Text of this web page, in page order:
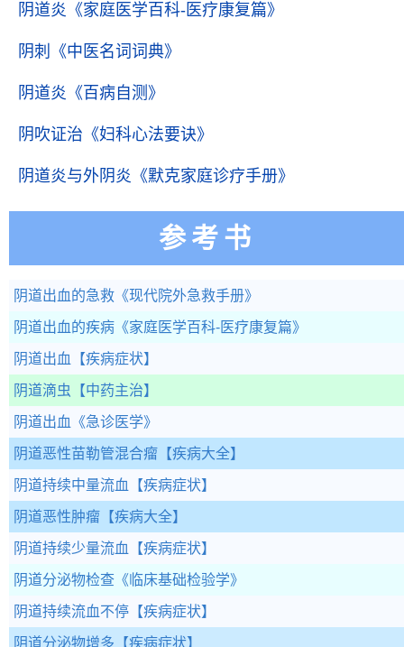
阴道炎 《家庭医学百科-医疗康复篇》
阴刺 《中医名词词典》
阴道炎 《百病自测》
阴吹证治 《妇科心法要诀》
阴道炎与外阴炎 《默克家庭诊疗手册》
参考书
阴道出血的急救 《现代院外急救手册》
阴道出血的疾病 《家庭医学百科-医疗康复篇》
阴道出血 【疾病症状】
阴道滴虫 【中药主治】
阴道出血 《急诊医学》
阴道恶性苗勒管混合瘤 【疾病大全】
阴道持续中量流血 【疾病症状】
阴道恶性肿瘤 【疾病大全】
阴道持续少量流血 【疾病症状】
阴道分泌物检查 《临床基础检验学》
阴道持续流血不停 【疾病症状】
阴道分泌物增多 【疾病症状】